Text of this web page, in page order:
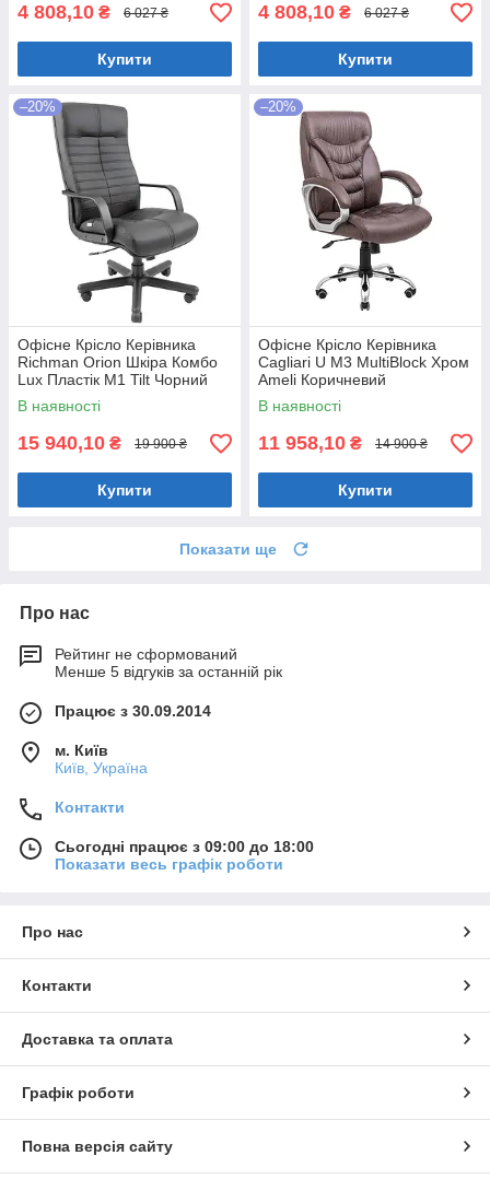
4 808,10 ₴ 6 027 ₴
Купити
4 808,10 ₴ 6 027 ₴
Купити
–20%
Офісне Крісло Керівника
Richman Orion Шкіра Комбо
Lux Пластік М1 Tilt Чорний
В наявності
15 940,10 ₴ 19 900 ₴
Купити
–20%
Офісне Крісло Керівника
Cagliari U М3 MultiBlock Хром
Ameli Коричневий
В наявності
11 958,10 ₴ 14 900 ₴
Купити
Показати ще
Про нас
Рейтинг не сформований
Менше 5 відгуків за останній рік
Працює з 30.09.2014
м. Київ
Київ, Україна
Контакти
Сьогодні працює з 09:00 до 18:00
Показати весь графік роботи
Про нас
Контакти
Доставка та оплата
Графік роботи
Повна версія сайту